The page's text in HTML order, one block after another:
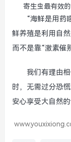
寄生虫最有效
“海鲜是用药
鲜养殖是利用自
而不是靠“激素催
我们有理由
时，无需过分恐
安心享受大自然的